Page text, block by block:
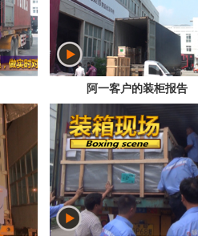
阿一客户的装柜报告